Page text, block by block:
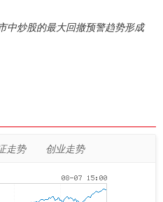
中炒股的最大回撤预警趋势形成
走势 创业走势